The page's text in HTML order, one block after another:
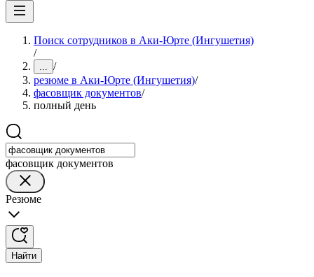
Поиск сотрудников в Аки-Юрте (Ингушетия)
/
... /
резюме в Аки-Юрте (Ингушетия)/
фасовщик документов/
полный день
фасовщик документов
Резюме
Найти